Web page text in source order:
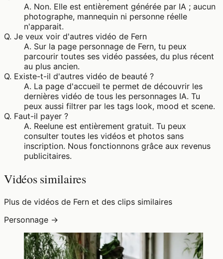
A. Non. Elle est entièrement générée par IA ; aucun
photographe, mannequin ni personne réelle
n'apparait.
Q. Je veux voir d'autres vidéo de Fern
A. Sur la page personnage de Fern, tu peux
parcourir toutes ses vidéo passées, du plus récent
au plus ancien.
Q. Existe-t-il d'autres vidéo de beauté ?
A. La page d'accueil te permet de découvrir les
dernières vidéo de tous les personnages IA. Tu
peux aussi filtrer par les tags look, mood et scene.
Q. Faut-il payer ?
A. Reelune est entièrement gratuit. Tu peux
consulter toutes les vidéos et photos sans
inscription. Nous fonctionnons grâce aux revenus
publicitaires.
Vidéos similaires
Plus de vidéos de Fern et des clips similaires
Personnage →